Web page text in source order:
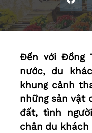
Đến với Đồng
nước, du
khung cảnh
những sản vật
đất, tình
chân du khách